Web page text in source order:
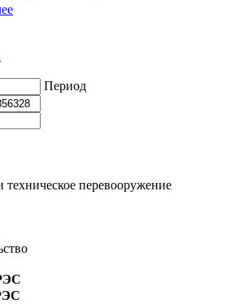
Период
техническое перевооружение